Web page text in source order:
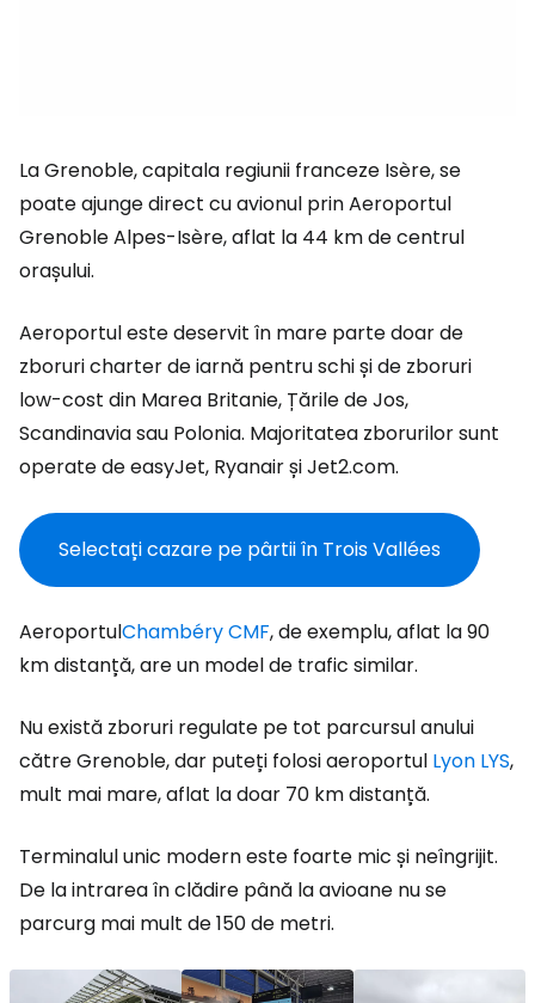
La Grenoble, capitala regiunii franceze Isère, se
poate ajunge direct cu avionul prin Aeroportul
Grenoble Alpes-Isère, aflat la 44 km de centrul
orașului.
Aeroportul este deservit în mare parte doar de
zboruri charter de iarnă pentru schi și de zboruri
low-cost din Marea Britanie, Țările de Jos,
Scandinavia sau Polonia. Majoritatea zborurilor sunt
operate de easyJet, Ryanair și Jet2.com.
Selectați cazare pe pârtii în Trois Vallées
AeroportulChambéry CMF, de exemplu, aflat la 90
km distanță, are un model de trafic similar.
Nu există zboruri regulate pe tot parcursul anului
către Grenoble, dar puteți folosi aeroportul Lyon LYS,
mult mai mare, aflat la doar 70 km distanță.
Terminalul unic modern este foarte mic și neîngrijit.
De la intrarea în clădire până la avioane nu se
parcurg mai mult de 150 de metri.